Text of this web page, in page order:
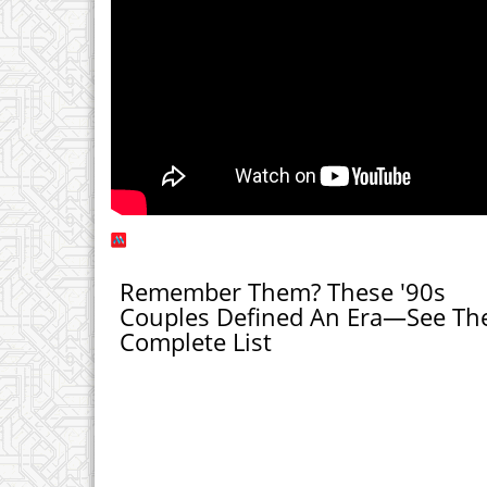
Remember Them? These '90s
Couples Defined An Era—See
Complete List